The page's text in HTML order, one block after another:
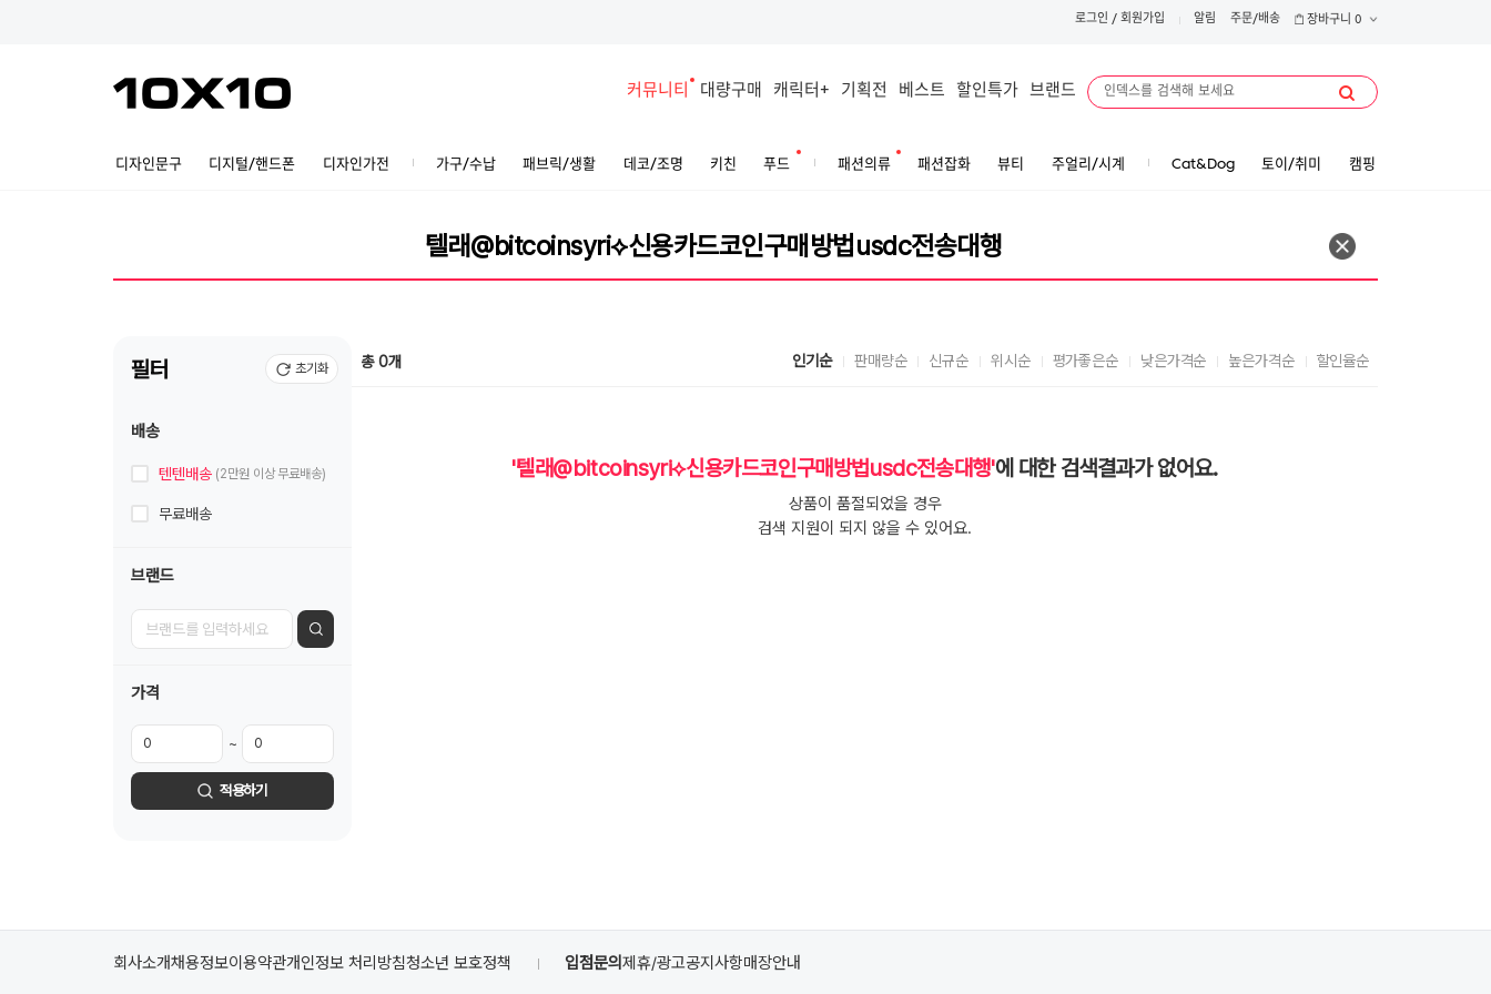
로그인 / 회원가입 알림 주문/배송 장바구니 0
커뮤니티 대량구매 캐릭터+ 기획전 베스트 할인특가 브랜드
디자인문구 디지털/핸드폰 디자인가전 가구/수납 패브릭/생활 데코/조명 키친 푸드 패션의류 패션잡화 뷰티 주얼리/시계 Cat&Dog 토이/취미 캠핑
필터 초기화
배송
텐텐배송 (2만원 이상 무료배송)
무료배송
브랜드
가격
~
적용하기
총 0개 인기순 판매량순 신규순 위시순 평가좋은순 낮은가격순 높은가격순 할인율순
'텔래@bitcoinsyri⟡신용카드코인구매방법usdc전송대행'에 대한 검색결과가 없어요.
상품이 품절되었을 경우
검색 지원이 되지 않을 수 있어요.
회사소개채용정보이용약관개인정보 처리방침청소년 보호정책 입점문의제휴/광고공지사항매장안내